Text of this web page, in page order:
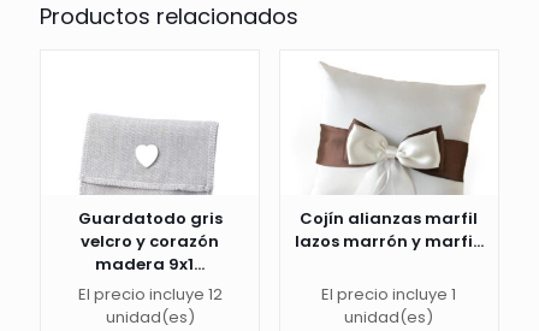
Productos relacionados
Guardatodo gris
velcro y corazón
madera 9x1...
El precio incluye 12
unidad(es)
Cojín alianzas marfil
lazos marrón y marfi...
El precio incluye 1
unidad(es)